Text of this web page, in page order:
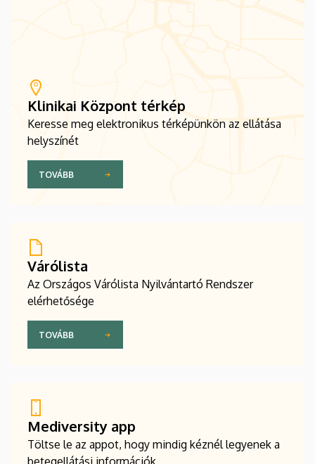
Klinikai Központ térkép
Keresse meg elektronikus térképünkön az ellátása
helyszínét
TOVÁBB
Várólista
Az Országos Várólista Nyilvántartó Rendszer
elérhetősége
TOVÁBB
Mediversity app
Töltse le az appot, hogy mindig kéznél legyenek a